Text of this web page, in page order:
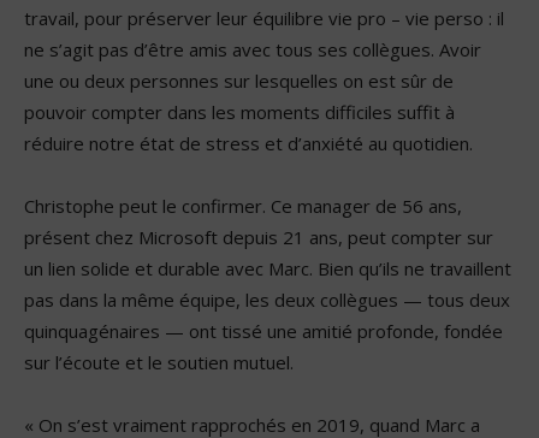
travail, pour préserver leur équilibre vie pro – vie perso : il
ne s’agit pas d’être amis avec tous ses collègues. Avoir
une ou deux personnes sur lesquelles on est sûr de
pouvoir compter dans les moments difficiles suffit à
réduire notre état de stress et d’anxiété au quotidien.
Christophe peut le confirmer. Ce manager de 56 ans,
présent chez Microsoft depuis 21 ans, peut compter sur
un lien solide et durable avec Marc. Bien qu’ils ne travaillent
pas dans la même équipe, les deux collègues — tous deux
quinquagénaires — ont tissé une amitié profonde, fondée
sur l’écoute et le soutien mutuel.
« On s’est vraiment rapprochés en 2019, quand Marc a